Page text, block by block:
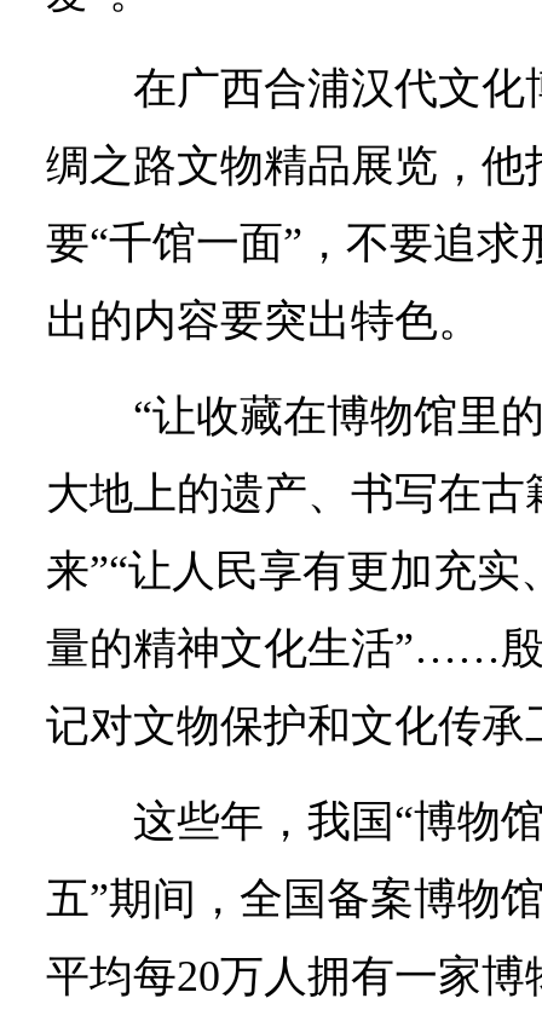
在广西合浦汉代文
绸之路文物精品展览，
要“千馆一面”，不要追
出的内容要突出特色。
“让收藏在博物馆里
大地上的遗产、书写在
来”“让人民享有更加充
量的精神文化生活”……
记对文物保护和文化传
这些年，我国“博物
五”期间，全国备案博物
平均每20万人拥有一家